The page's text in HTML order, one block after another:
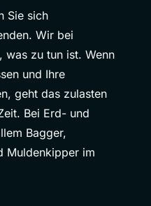
Sie sich
Wir bei
was zu tun ist. Wenn
und Ihre
geht das zulasten
Bei Erd- und
Bagger,
Muldenkipper im